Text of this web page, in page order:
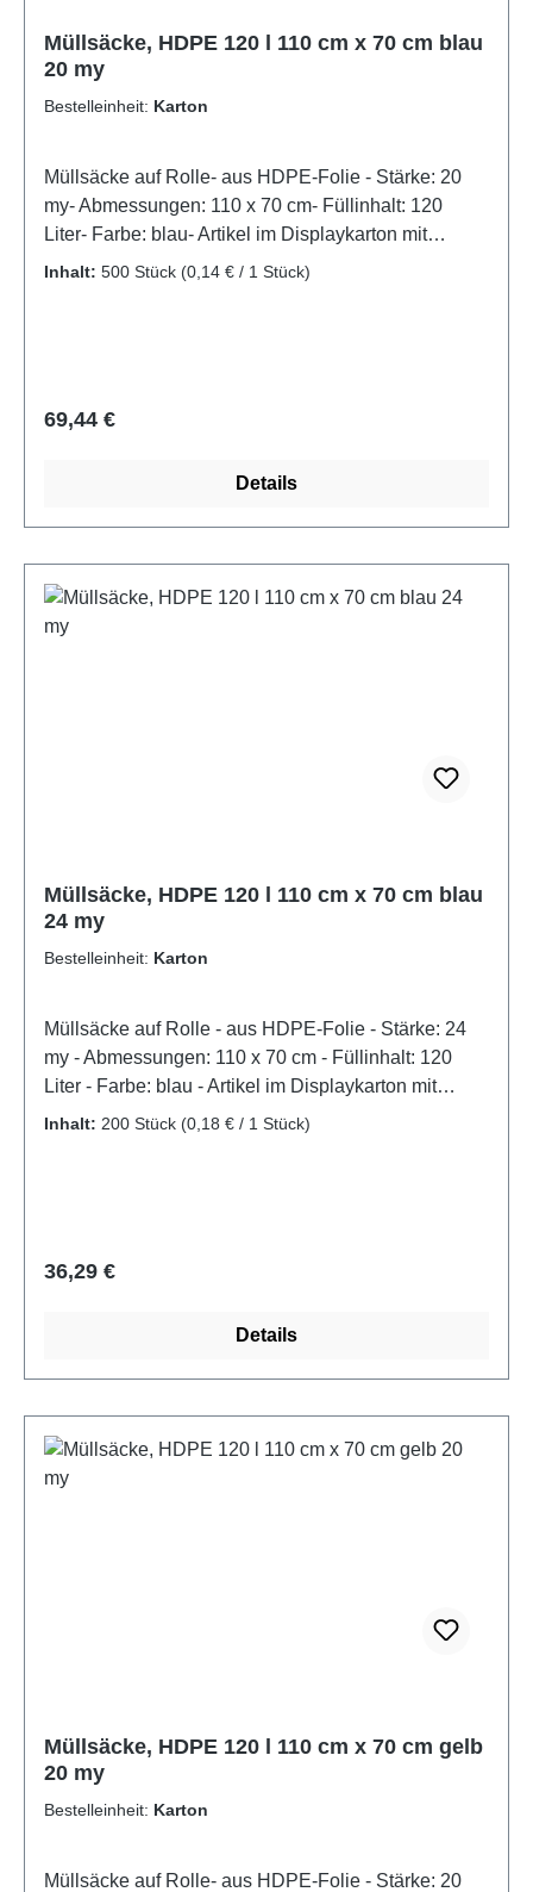
Müllsäcke, HDPE 120 l 110 cm x 70 cm blau
20 my
Bestelleinheit: Karton
Müllsäcke auf Rolle- aus HDPE-Folie - Stärke: 20
my- Abmessungen: 110 x 70 cm- Füllinhalt: 120
Liter- Farbe: blau- Artikel im Displaykarton mit
Aufreißperforation
Inhalt: 500 Stück (0,14 € / 1 Stück)
Regulärer Preis:
69,44 €
Details
Müllsäcke, HDPE 120 l 110 cm x 70 cm blau
24 my
Bestelleinheit: Karton
Müllsäcke auf Rolle - aus HDPE-Folie - Stärke: 24
my - Abmessungen: 110 x 70 cm - Füllinhalt: 120
Liter - Farbe: blau - Artikel im Displaykarton mit
Stülpdeckel
Inhalt: 200 Stück (0,18 € / 1 Stück)
Regulärer Preis:
36,29 €
Details
Müllsäcke, HDPE 120 l 110 cm x 70 cm gelb
20 my
Bestelleinheit: Karton
Müllsäcke auf Rolle- aus HDPE-Folie - Stärke: 20